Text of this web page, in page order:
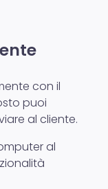
con il
puoi
al cliente.
al